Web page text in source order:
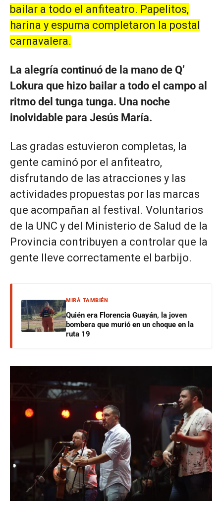
bailar a todo el anfiteatro. Papelitos,
harina y espuma completaron la postal
carnavalera.
La alegría continuó de la mano de Q’
Lokura que hizo bailar a todo el campo al
ritmo del tunga tunga. Una noche
inolvidable para Jesús María.
Las gradas estuvieron completas, la
gente caminó por el anfiteatro,
disfrutando de las atracciones y las
actividades propuestas por las marcas
que acompañan al festival. Voluntarios
de la UNC y del Ministerio de Salud de la
Provincia contribuyen a controlar que la
gente lleve correctamente el barbijo.
MIRÁ TAMBIÉN
Quién era Florencia Guayán, la joven
bombera que murió en un choque en la
ruta 19